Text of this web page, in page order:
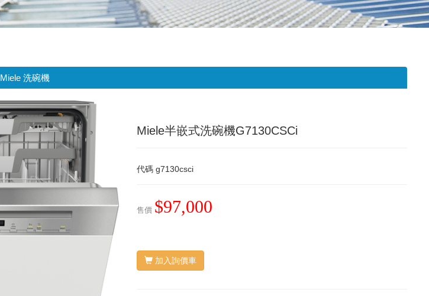
Miele 洗碗機
Miele半嵌式洗碗機G7130CSCi
代碼 g7130csci
售價 $97,000
加入詢價車